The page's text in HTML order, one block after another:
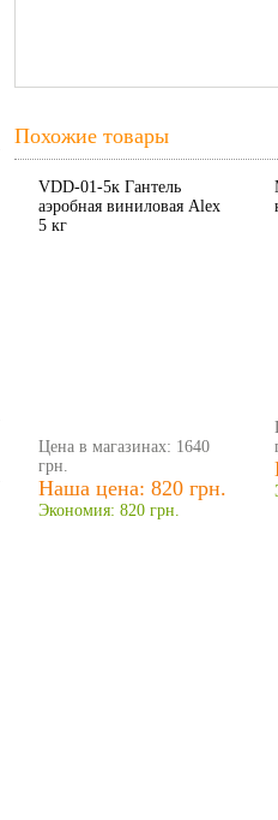
Похожие товары
VDD-01-5к Гантель
аэробная виниловая Alex
5 кг
Цена в магазинах: 1640
грн.
Наша цена: 820 грн.
Экономия: 820 грн.